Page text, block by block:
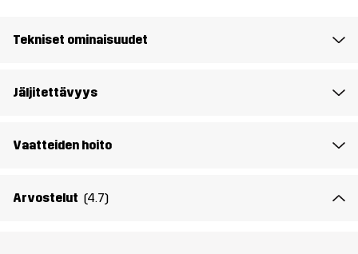
Tekniset ominaisuudet
Jäljitettävyys
Vaatteiden hoito
Arvostelut (4.7)